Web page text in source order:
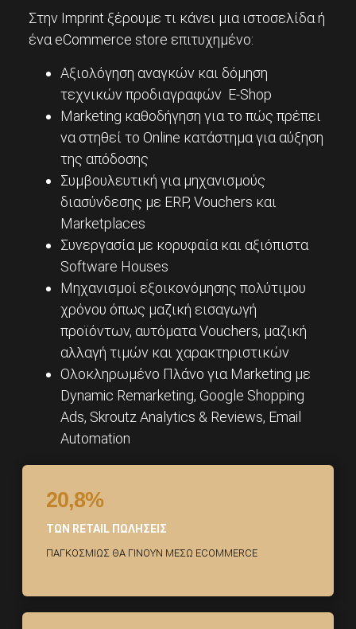
Στην Imprint ξέρουμε τι κάνει μια ιστοσελίδα ή
ένα eCommerce store επιτυχημένο:
Αξιολόγηση αναγκών και δόμηση
τεχνικών προδιαγραφών E-Shop
Marketing καθοδήγηση για το πώς πρέπει
να στηθεί το Online κατάστημα για αύξηση
της απόδοσης
Συμβουλευτική για μηχανισμούς
διασύνδεσης με ERP, Vouchers και
Marketplaces
Συνεργασία με κορυφαία και αξιόπιστα
Software Houses
Μηχανισμοί εξοικονόμησης πολύτιμου
χρόνου όπως μαζική εισαγωγή
προϊόντων, αυτόματα Vouchers, μαζική
αλλαγή τιμών και χαρακτηριστικών
Ολοκληρωμένο Πλάνο για Marketing με
Dynamic Remarketing, Google Shopping
Ads, Skroutz Analytics & Reviews, Email
Automation
20,8%
ΤΩΝ RETAIL ΠΩΛΗΣΕΙΣ
ΠΑΓΚΟΣΜΙΩΣ ΘΑ ΓΙΝΟΥΝ ΜΕΣΩ ECOMMERCE